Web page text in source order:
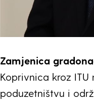
Zamjenica
Koprivnica kroz
poduzetništvu i